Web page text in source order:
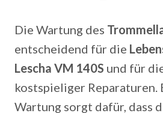
Die Wartung des
entscheidend für die
Lescha VM 140S und für
kostspieliger Reparaturen.
Wartung sorgt dafür, dass